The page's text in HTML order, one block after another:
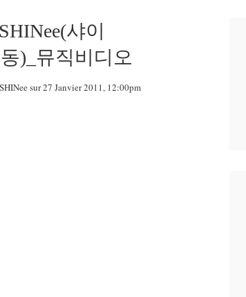
샤이
)_뮤직비디오
sur 27 Janvier 2011, 12:00pm